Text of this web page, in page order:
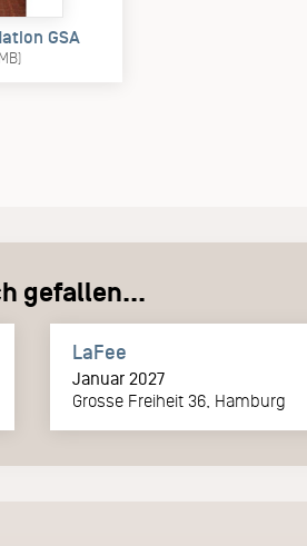
GSA
gefallen...
LaFee
Januar 2027
Grosse Freiheit 36, Hamburg